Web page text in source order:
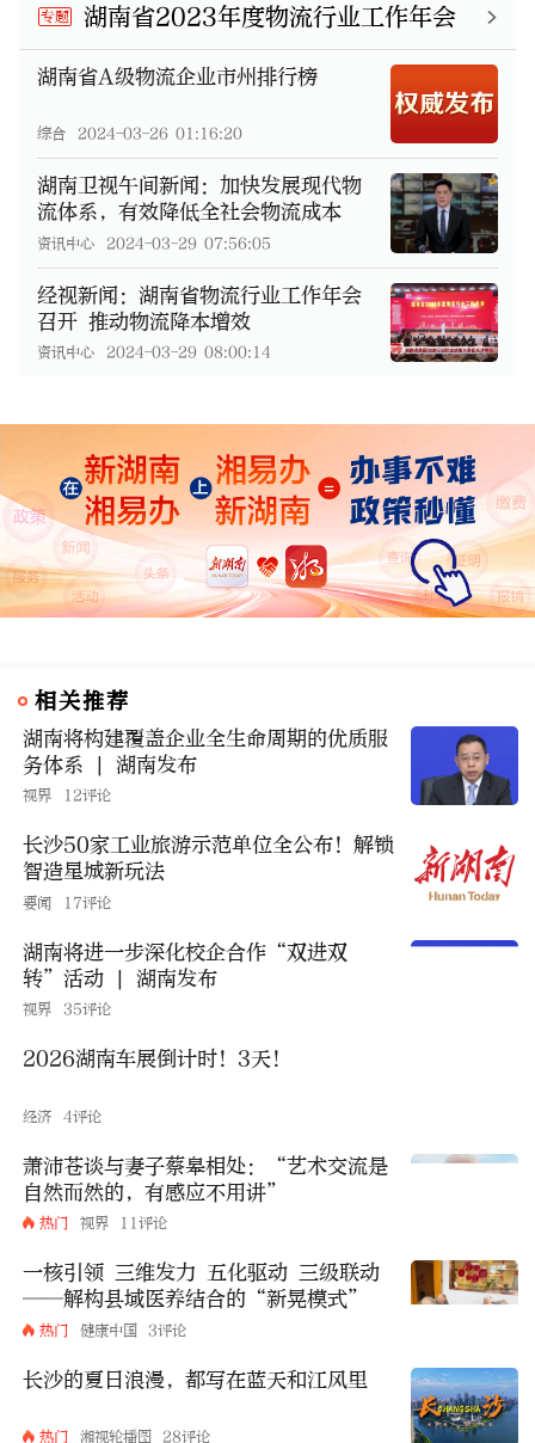
专题 湖南省2023年度物流行业工作年会
湖南省A级物流企业市州排行榜
综合 2024-03-26 01:16:20
湖南卫视午间新闻：加快发展现代物
流体系，有效降低全社会物流成本
资讯中心 2024-03-29 07:56:05
经视新闻：湖南省物流行业工作年会
召开 推动物流降本增效
资讯中心 2024-03-29 08:00:14
相关推荐
湖南将构建覆盖企业全生命周期的优质服
务体系 | 湖南发布
视界 12评论
长沙50家工业旅游示范单位全公布！解锁
智造星城新玩法
要闻 17评论
湖南将进一步深化校企合作“双进双
转”活动 | 湖南发布
视界 35评论
2026湖南车展倒计时！3天！
经济 4评论
萧沛苍谈与妻子蔡皋相处：“艺术交流是
自然而然的，有感应不用讲”
热门 视界 11评论
一核引领 三维发力 五化驱动 三级联动
——解构县域医养结合的“新晃模式”
热门 健康中国 3评论
长沙的夏日浪漫，都写在蓝天和江风里
热门 湘视轮播图 28评论